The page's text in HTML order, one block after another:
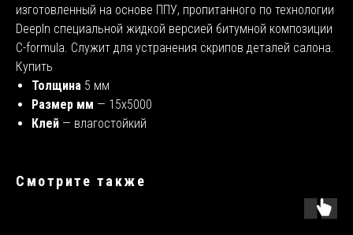
изготовленный на основе ППУ, пропитанного по технологии
DeepIn специальной жидкой версией битумной композиции
C-formula. Служит для устранения скрипов деталей салона.
Купить
Толщина 5 мм
Размер мм — 15х5000
Клей — влагостойкий
Смотрите также